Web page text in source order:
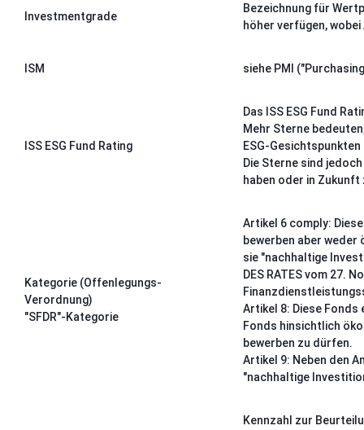
Investmentgrade
Bezeichnung für
höher verfügen,
ISM siehe PMI
ISS ESG Fund Rating
Das ISS ESG Fund
Mehr Sterne
ESG-
Die Sterne sind
haben oder in
Kategorie (Offenlegungs-
Verordnung)
"SFDR"-Kategorie
Artikel 6 comply:
bewerben aber
sie "nachhaltige
DES RATES vom 27.
Artikel 8: Diese
Fonds hinsichtlich
bewerben zu dürfen.
Artikel 9: Neben den
"nachhaltige
Kennzahl zur